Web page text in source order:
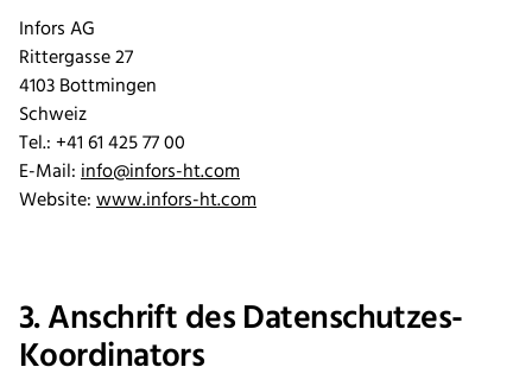
Infors AG
Rittergasse 27
4103 Bottmingen
Schweiz
Tel.: +41 61 425 77 00
E-Mail:info@infors-ht.com
Website:www.infors-ht.com
3. Anschrift des Datenschutzes-
Koordinators